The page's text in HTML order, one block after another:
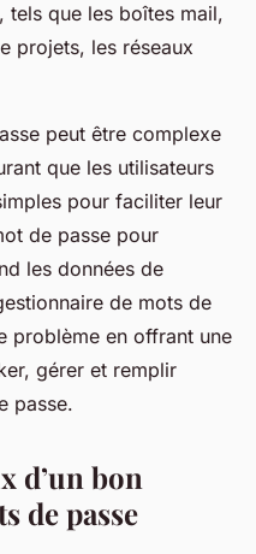
tels que les boîtes mail,
projets, les réseaux
peut être complexe
que les utilisateurs
pour faciliter leur
de passe pour
les données de
de mots de
problème en offrant une
gérer et remplir
passe.
d’un bon
de passe